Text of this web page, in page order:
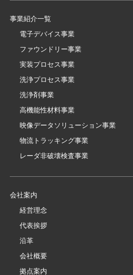
事業紹介一覧
電子デバイス事業
ファウンドリー事業
実装プロセス事業
洗浄プロセス事業
洗浄剤事業
高機能性材料事業
映像データソリューション事業
物流トラッキング事業
レーダ非破壊検査事業
会社案内
経営理念
代表挨拶
沿革
会社概要
拠点案内